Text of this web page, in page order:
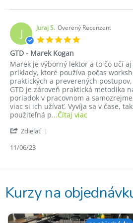
J Juraj S. Overený Recenzent
GTD - Marek Kogan
Review
by
Juraj
S.
on
6
Nov
review
stating
GTD
-
Marek
Kogan
Marek je výborný lektor a to čo učí
príklady, ktoré používa počas
praktických a preverených
GTD je zároveň praktická metodika
poriadok v pracovnom a
viac si ich užívať. Vyvíja sa v čase,
použiteľná p...Čítaj viac
Zdieľať
6
Nov
11/06/23
Kurzy na